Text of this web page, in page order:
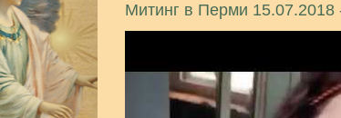
Митинг в Перми 15.07.2018